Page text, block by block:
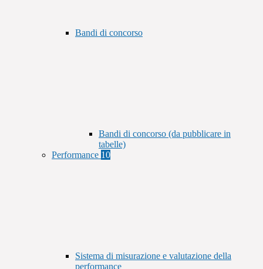
Bandi di concorso
Bandi di concorso (da pubblicare in
tabelle)
Performance 10
Sistema di misurazione e valutazione della
performance